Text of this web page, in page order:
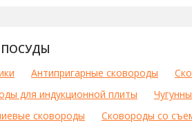
Антипригарные сковороды
для индукционной плиты
сковороды
Сковороды со